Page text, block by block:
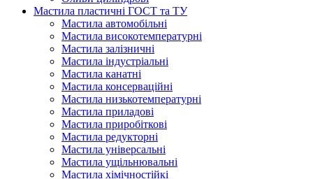
Мастила пластичні ГОСТ та ТУ
Мастила автомобільні
Мастила високотемпературні
Мастила залізничні
Мастила індустріальні
Мастила канатні
Мастила консерваційні
Мастила низькотемпературні
Мастила приладові
Мастила приробіткові
Мастила редукторні
Мастила універсальні
Мастила ущільнювальні
Мастила хімічностійкі